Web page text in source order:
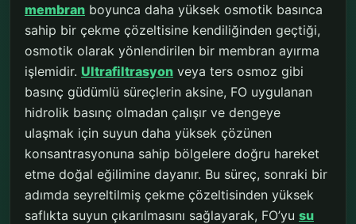
membran boyunca daha yüksek osmotik basınca
sahip bir çekme çözeltisine kendiliğinden geçtiği,
osmotik olarak yönlendirilen bir membran ayırma
işlemidir. Ultrafiltrasyon veya ters osmoz gibi
basınç güdümlü süreçlerin aksine, FO uygulanan
hidrolik basınç olmadan çalışır ve dengeye
ulaşmak için suyun daha yüksek çözünen
konsantrasyonuna sahip bölgelere doğru hareket
etme doğal eğilimine dayanır. Bu süreç, sonraki bir
adımda seyreltilmiş çekme çözeltisinden yüksek
saflıkta suyun çıkarılmasını sağlayarak, FO’yu su